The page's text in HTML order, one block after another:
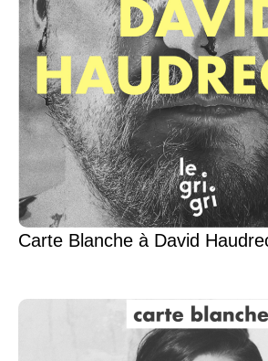
Carte Blanche à David